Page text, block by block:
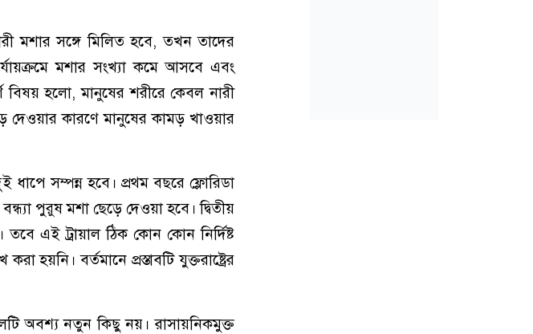
মশার সঙ্গে মিলিত হবে, তখন তাদের
মশার সংখ্যা কমে আসবে এবং
বিষয় হলো, মানুষের শরীরে কেবল নারী
কারণে মানুষের কামড় খাওয়ার
সম্পন্ন হবে। প্রথম বছরে ফ্লোরিডা
পুরুষ মশা ছেড়ে দেওয়া হবে। দ্বিতীয়
এই ট্রায়াল ঠিক কোন কোন নির্দিষ্ট
বর্তমানে প্রস্তাবটি যুক্তরাষ্ট্রের
অবশ্য নতুন কিছু নয়। রাসায়নিকমুক্ত